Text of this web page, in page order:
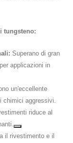
tungsteno:
Superano di gran
applicazioni in
un'eccellente
chimici aggressivi.
riduce al
il rivestimento e il